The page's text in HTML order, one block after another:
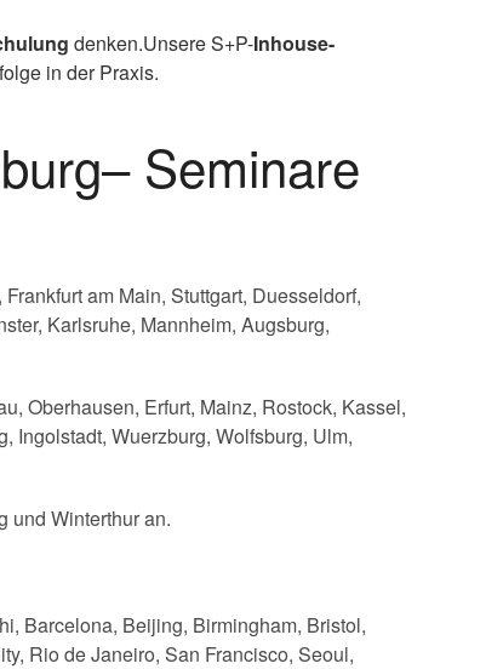
denken.Unsere S+P-Inhouse-
in der Praxis.
Seminare
am Main, Stuttgart, Duesseldorf,
Karlsruhe, Mannheim, Augsburg,
Oberhausen, Erfurt, Mainz, Rostock, Kassel,
Ingolstadt, Wuerzburg, Wolfsburg, Ulm,
und Winterthur an.
Barcelona, Beijing, Birmingham, Bristol,
Rio de Janeiro, San Francisco, Seoul,